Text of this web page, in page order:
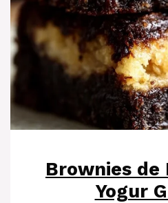
Brownies de
Yogur